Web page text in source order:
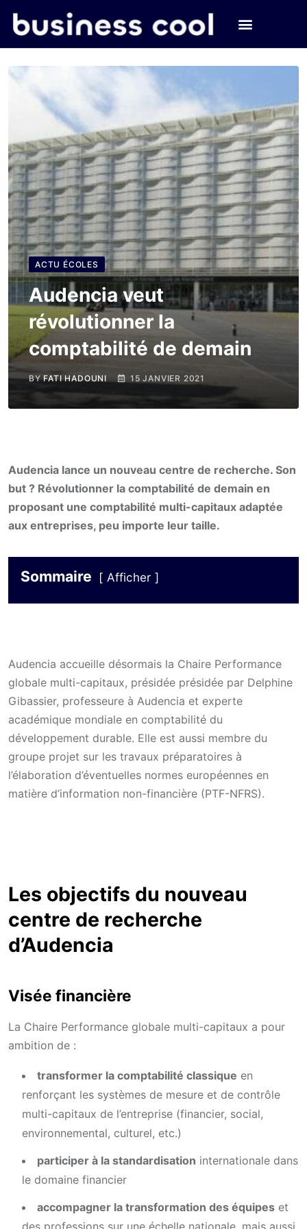
ACTU ÉCOLES
Audencia veut
révolutionner la
comptabilité de demain
BYFATI HADOUNI 15 JANVIER 2021
Audencia lance un nouveau centre de recherche. Son
but ? Révolutionner la comptabilité de demain en
proposant une comptabilité multi-capitaux adaptée
aux entreprises, peu importe leur taille.
Sommaire Afficher
Audencia accueille désormais la Chaire Performance
globale multi-capitaux, présidée présidée par Delphine
Gibassier, professeure à Audencia et experte
académique mondiale en comptabilité du
développement durable. Elle est aussi membre du
groupe projet sur les travaux préparatoires à
l’élaboration d’éventuelles normes européennes en
matière d’information non-financière (PTF-NFRS).
Les objectifs du nouveau
centre de recherche
d’Audencia
Visée financière
La Chaire Performance globale multi-capitaux a pour
ambition de :
transformer la comptabilité classique en
renforçant les systèmes de mesure et de contrôle
multi-capitaux de l’entreprise (financier, social,
environnemental, culturel, etc.)
participer à la standardisation internationale dans
le domaine financier
accompagner la transformation des équipes et
des professions sur une échelle nationale, mais aussi